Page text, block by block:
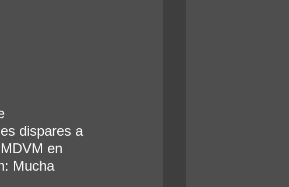
dispares a
en
Mucha